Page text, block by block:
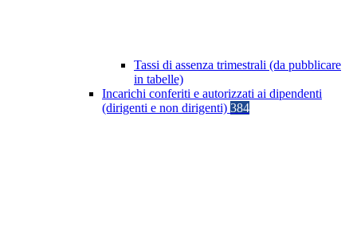
Tassi di assenza trimestrali (da pubblicare
in tabelle)
Incarichi conferiti e autorizzati ai dipendenti
(dirigenti e non dirigenti) 384